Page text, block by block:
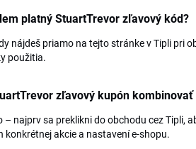
platný StuartTrevor zľavový kód?
nájdeš priamo na tejto stránke v Tipli pri
použitia.
zľavový kupón
– najprv sa preklikni do obchodu cez Tipli,
konkrétnej akcie a nastavení e-shopu.